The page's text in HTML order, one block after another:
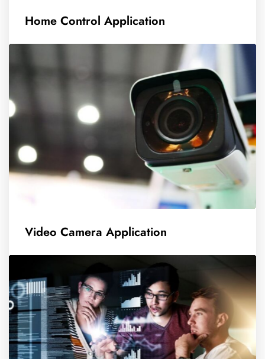
Home Control Application
Video Camera Application